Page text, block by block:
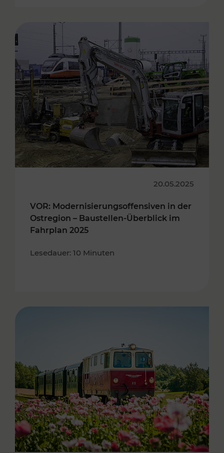
20.05.2025
VOR: Modernisierungsoffensiven in der
Ostregion – Baustellen-Überblick im
Fahrplan 2025
Lesedauer: 10 Minuten